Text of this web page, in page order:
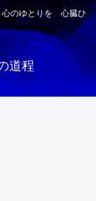
心のゆとりを 心臓ひ
道程